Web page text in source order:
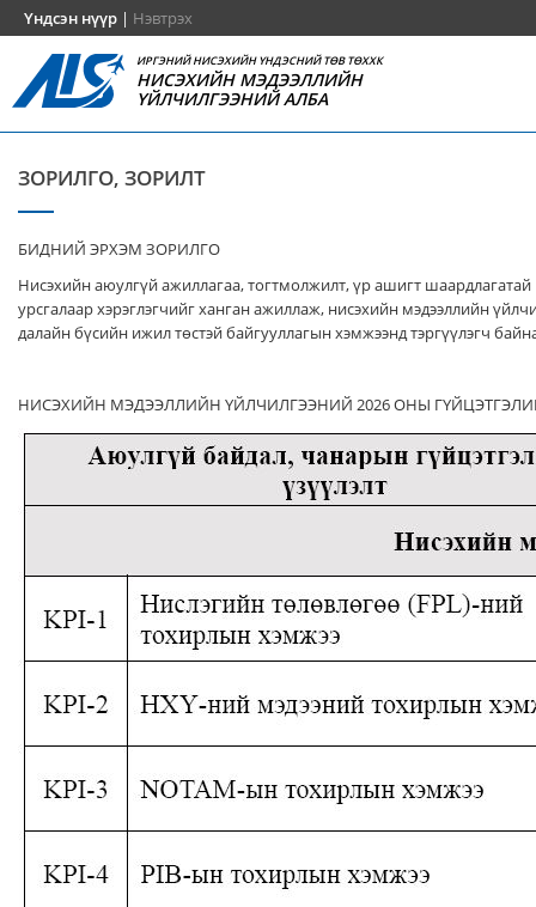
Үндсэн нүүр | Нэвтрэх
ИРГЭНИЙ НИСЭХИЙН ҮНДЭСНИЙ ТӨВ ТӨХХК
НИСЭХИЙН МЭДЭЭЛЛИЙН
ҮЙЛЧИЛГЭЭНИЙ АЛБА
ЗОРИЛГО, ЗОРИЛТ
БИДНИЙ ЭРХЭМ ЗОРИЛГО
Нисэхийн аюулгүй ажиллагаа, тогтмолжилт, үр ашигт шаардлагатай
урсгалаар хэрэглэгчийг ханган ажиллаж, нисэхийн мэдээллийн
далайн бүсийн ижил төстэй байгууллагын хэмжээнд тэргүүлэгч
НИСЭХИЙН МЭДЭЭЛЛИЙН ҮЙЛЧИЛГЭЭНИЙ 2026 ОНЫ